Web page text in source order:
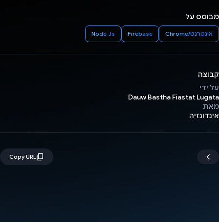
מבוסס על
אינטרנט/Chrome Firebase
Node Js
קבוצה
על ידי
Dauw Bastha Fiastat Lugata
מאת
אינדונזיה